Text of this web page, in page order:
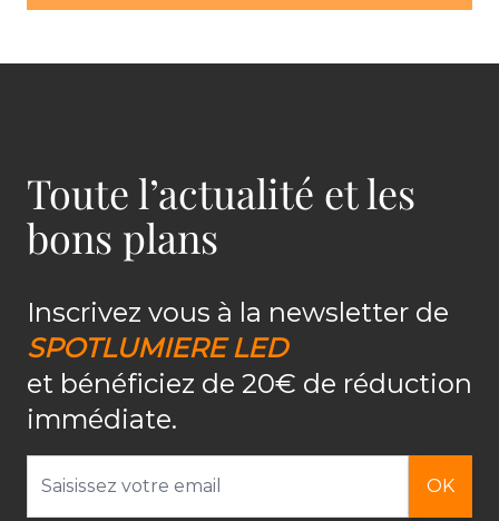
Toute l’actualité et les
bons plans
Inscrivez vous à la newsletter de
SPOTLUMIERE LED
et bénéficiez de 20€ de réduction
immédiate.
OK